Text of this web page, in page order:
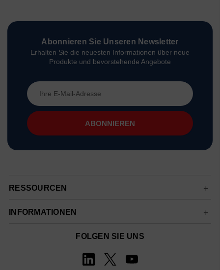
Abonnieren Sie Unseren Newsletter
Erhalten Sie die neuesten Informationen über neue
Produkte und bevorstehende Angebote
E-
Mail-
Adresse
RESSOURCEN
INFORMATIONEN
FOLGEN SIE UNS